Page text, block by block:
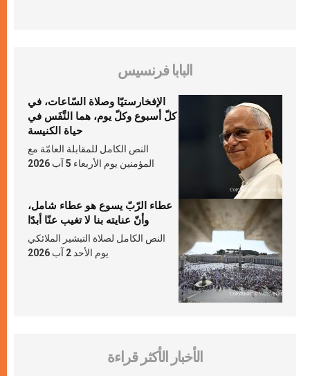
البابا فرنسيس
الإفخارستيّا وصلاة السّاعات، في
كلّ أسبوع وكلّ يوم، هما النَّفَس في
حياة الكنيسة
النص الكامل للمقابلة العامّة مع
المؤمنين يوم الأربعاء 5 آب 2026
عطاء الرّبّ يسوع هو عطاء شامل،
وأنّ عنايته بنا لا تغيب عنّا أبدًا
النص الكامل لصلاة التبشير الملائكي
يوم الأحد 2 آب 2026
الأخبار الأكثر قراءة